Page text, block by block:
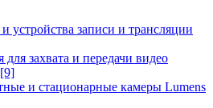
устройства записи и трансляции
для захвата и передачи видео
[9]
и стационарные камеры Lumens